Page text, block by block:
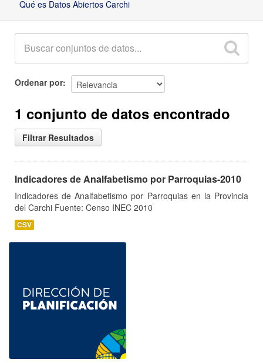
Qué es Datos Abiertos Carchi
Ordenar por
1 conjunto de datos encontrado
Filtrar Resultados
Indicadores de Analfabetismo por Parroquias-2010
Indicadores de Analfabetismo por Parroquias en la Provincia
del Carchi Fuente: Censo INEC 2010
CSV